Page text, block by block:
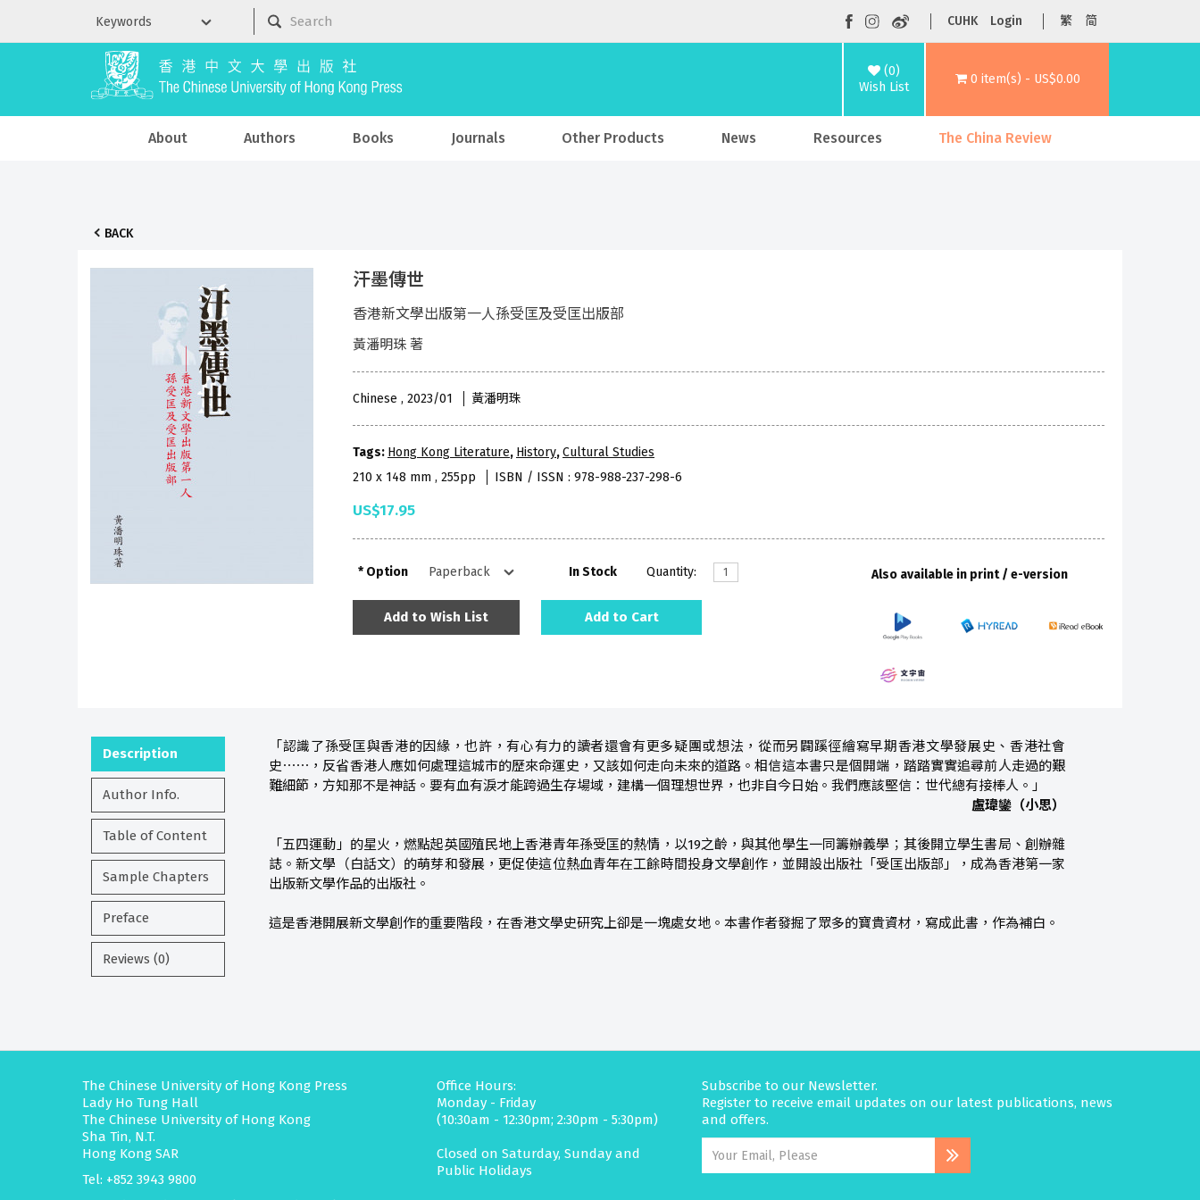
CUHK Login 繁 简
(0)
Wish List
0 item(s) - US$0.00
About Authors Books Journals Other Products News Resources The China Review
BACK
汗墨傳世
香港新文學出版第一人孫受匡及受匡出版部
黃潘明珠 著
Chinese , 2023/01 黃潘明珠
Tags: Hong Kong Literature, History,Cultural Studies
210 x 148 mm , 255pp
ISBN / ISSN : 978-988-237-298-6
US$17.95
Option In Stock Quantity:
Add to Wish List Add to Cart
Also available in print / e-version
Description
Author Info.
Table of Content
Sample Chapters
Preface
Reviews (0)
「認識了孫受匡與香港的因緣，也許，有心有力的讀者還會有更多疑團或想法，從而另闢蹊徑繪寫早期香港文學發展史、香港社會
史⋯⋯，反省香港人應如何處理這城市的歷來命運史，又該如何走向未來的道路。相信這本書只是個開端，踏踏實實追尋前人走過的艱
難細節，方知那不是神話。要有血有淚才能跨過生存場域，建構一個理想世界，也非自今日始。我們應該堅信：世代總有接棒人。」
―― 盧瑋鑾（小思）
「五四運動」的星火，燃點起英國殖民地上香港青年孫受匡的熱情，以19之齡，與其他學生一同籌辦義學；其後開立學生書局、創辦雜
誌。新文學（白話文）的萌芽和發展，更促使這位熱血青年在工餘時間投身文學創作，並開設出版社「受匡出版部」，成為香港第一家
出版新文學作品的出版社。
這是香港開展新文學創作的重要階段，在香港文學史研究上卻是一塊處女地。本書作者發掘了眾多的寶貴資材，寫成此書，作為補白。
The Chinese University of Hong Kong Press
Lady Ho Tung Hall
The Chinese University of Hong Kong
Sha Tin, N.T.
Hong Kong SAR
Tel: +852 3943 9800
Office Hours:
Monday - Friday
(10:30am - 12:30pm; 2:30pm - 5:30pm)
Closed on Saturday, Sunday and
Public Holidays
Subscribe to our Newsletter.
Register to receive email updates on our latest publications, news
and offers.